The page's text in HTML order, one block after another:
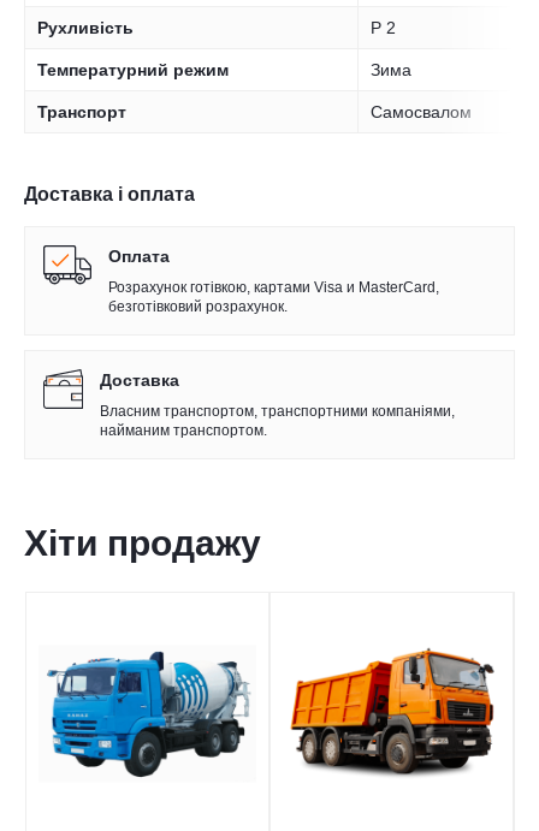
Рухливість Р 2
Температурний режим Зима
Транспорт Самосвалом
Доставка і оплата
Оплата
Розрахунок готівкою, картами Visa и MasterCard,
безготівковий розрахунок.
Доставка
Власним транспортом, транспортними компаніями,
найманим транспортом.
Хіти продажу